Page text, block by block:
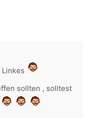
sollten , solltest